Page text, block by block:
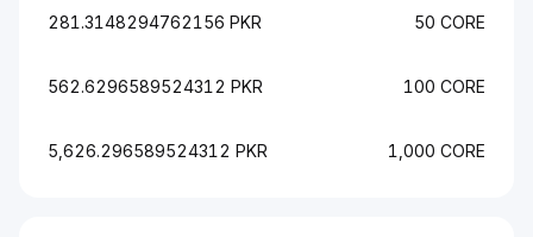
281.3148294762156 PKR 50 CORE
562.6296589524312 PKR 100 CORE
5,626.296589524312 PKR 1,000 CORE